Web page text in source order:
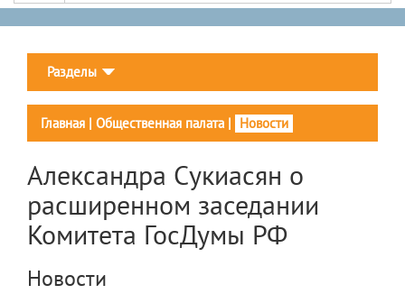
Разделы
Главная | Общественная палата | Новости
Александра Сукиасян о
расширенном заседании
Комитета ГосДумы РФ
Новости